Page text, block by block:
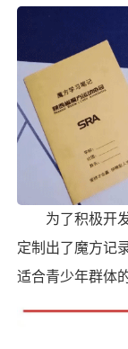
为了积极开
定制出了魔方记
适合青少年群体